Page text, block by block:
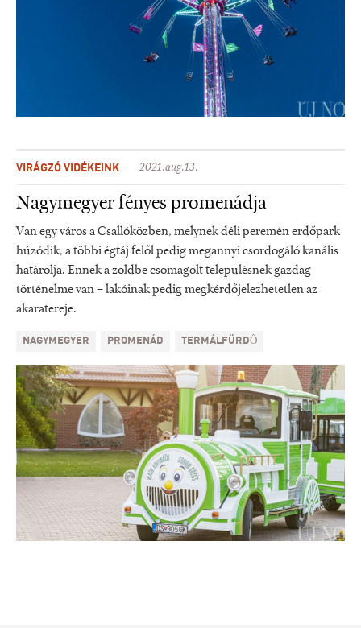
VIRÁGZÓ VIDÉKEINK 2021.aug.13.
Nagymegyer fényes promenádja
Van egy város a Csallóközben, melynek déli peremén erdőpark
húzódik, a többi égtáj felől pedig megannyi csordogáló kanális
határolja. Ennek a zöldbe csomagolt településnek gazdag
történelme van – lakóinak pedig megkérdőjelezhetetlen az
akaratereje.
NAGYMEGYER PROMENÁD TERMÁLFÜRDŐ